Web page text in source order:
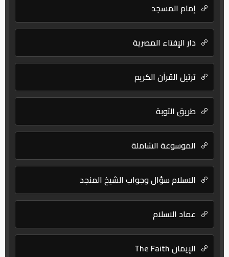
إمام المسجد
دار الإفتاء المصرية
ترتيل القرآن الكريم
طريق التوبة
الموسوعة الشاملة
الاسلام سؤال وجواب الشيخ المنجد
عماد الاسلام
الإيمان The Faith